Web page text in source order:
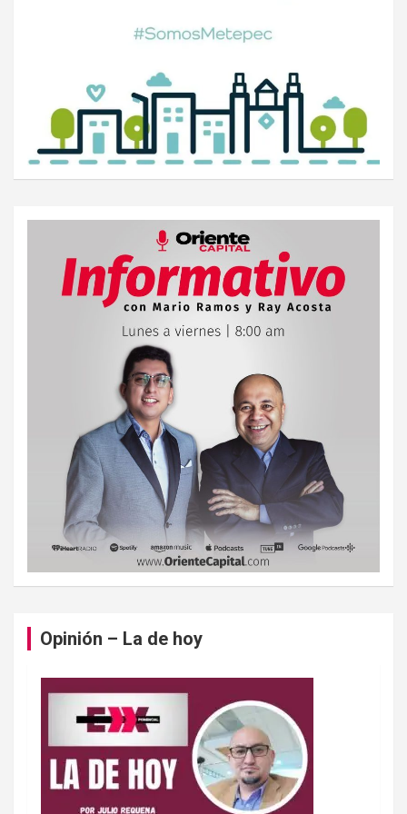
Opinión – La de hoy